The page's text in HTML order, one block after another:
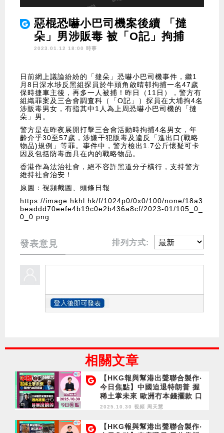
惡棍恐嚇小巴司機案後續 「撻
朵」男涉販毒 被「O記」拘捕
2023.01.12 18:00 時事
日前網上議論紛紛的「撻朵」恐嚇小巴司機事件，繼1
月8日深水埗反黑組探員於牛頭角啟晴邨拘捕一名47歲
保時捷車主後，再多一人被捕！昨日（11日），警方有
組織罪案及三合會調查科（「O記」）探員在大埔拘4名
涉販毒男女，有指其中1人為上周恐嚇小巴司機的「撻
朵」男。
警方是在昨夜展開打擊三合會活動時拘捕4名男女，年
齡介乎30至57歲，涉嫌干犯販毒及違反「進出口(戰略
物品)規例」等罪。事件中，警方檢出1.7公斤懷疑可卡
因及包括防毒面具在內的戰略物品。
香港作為法治社會，絕不容許黑道分子橫行，支持警方
維持社會治安！
原圖：視頻截圖、頭條日報
https://image.hkhl.hk/f/1024p0/0x0/100/none/18a3
beaddd70eefe4b19c0e2b436a8cf/2023-01/105_0_
0_0.png
發表意見 排列方式:
相關文章
【HKG報與幫港出聲聯合製作‧
今日焦點】中國迫退特朗普 握
稀土掌未來 歐洲冇本錢擺款 口
岸爆炸案脫罪被告傳再被捕 涉
2025.10.30 視頻 周天慧
【HKG報與幫港出聲聯合製作‧